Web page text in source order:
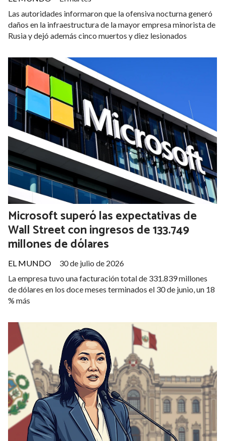
Las autoridades informaron que la ofensiva nocturna generó
daños en la infraestructura de la mayor empresa minorista de
Rusia y dejó además cinco muertos y diez lesionados
Microsoft superó las expectativas de
Wall Street con ingresos de 133.749
millones de dólares
EL MUNDO
30 de julio de 2026
La empresa tuvo una facturación total de 331.839 millones
de dólares en los doce meses terminados el 30 de junio, un 18
% más